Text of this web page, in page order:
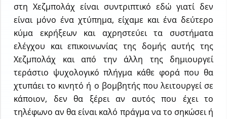
στη Χεζμπολάχ είναι συντριπτικό εδώ γιατί δεν
είναι μόνο ένα χτύπημα, είχαμε και ένα δεύτερο
κύμα εκρήξεων και αχρηστεύει τα συστήματα
ελέγχου και επικοινωνίας της δομής αυτής της
Χεζμπολάχ και από την άλλη της δημιουργεί
τεράστιο ψυχολογικό πλήγμα κάθε φορά που θα
χτυπάει το κινητό ή ο βομβητής που λειτουργεί σε
κάποιον, δεν θα ξέρει αν αυτός που έχει το
τηλέφωνο αν θα είναι καλό πράγμα να το σηκώσει ή